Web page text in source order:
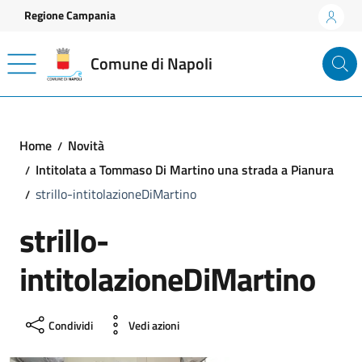
Vai ai contenuti
Vai al footer
Regione Campania
Comune di Napoli
Home
Novità
Intitolata a Tommaso Di Martino una strada a Pianura
strillo-intitolazioneDiMartino
strillo-
intitolazioneDiMartino
Condividi Vedi azioni